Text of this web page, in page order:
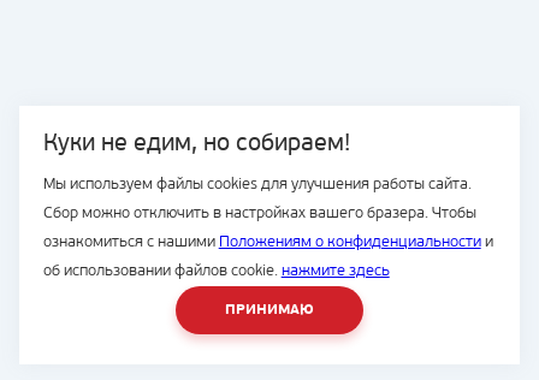
Куки не едим, но собираем!
Мы используем файлы cookies для улучшения работы сайта.
Сбор можно отключить в настройках вашего бразера. Чтобы
ознакомиться с нашими Положениям о конфиденциальностии
об использовании файлов cookie. нажмите здесь
ПРИНИМАЮ